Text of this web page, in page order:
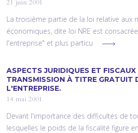
21 juin 2001
La troisième partie de la loi relative aux
économiques, dite loi NRE est
l'entreprise" et plus particu
ASPECTS JURIDIQUES ET
TRANSMISSION À TITRE GRATUIT
L'ENTREPRISE.
14 mai 2001
Devant l'importance des difficultés de
lesquelles le poids de la fiscalité figure